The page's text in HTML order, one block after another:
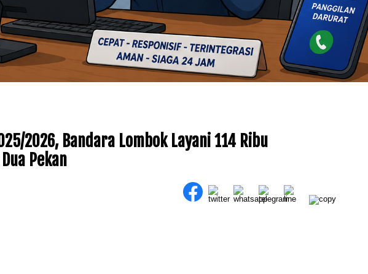
2026, Bandara Lombok Layani 114 Ribu
Pekan